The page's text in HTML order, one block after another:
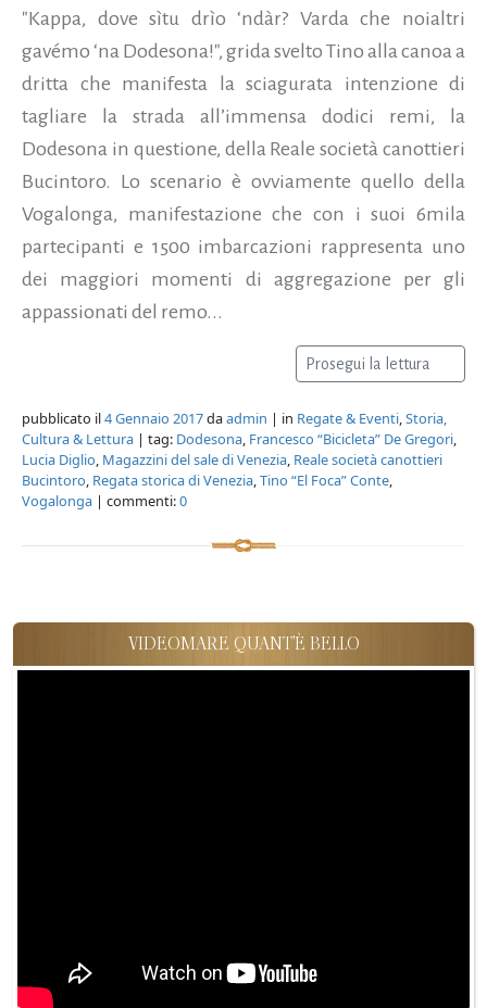
"Kappa, dove sìtu drìo ‘ndàr? Varda che noialtri
gavémo ‘na Dodesona!", grida svelto Tino alla canoa a
dritta che manifesta la sciagurata intenzione di
tagliare la strada all’immensa dodici remi, la
Dodesona in questione, della Reale società canottieri
Bucintoro. Lo scenario è ovviamente quello della
Vogalonga, manifestazione che con i suoi 6mila
partecipanti e 1500 imbarcazioni rappresenta uno
dei maggiori momenti di aggregazione per gli
appassionati del remo...
Prosegui la lettura
pubblicato il4 Gennaio 2017daadmin | in Regate & Eventi,Storia,
Cultura & Lettura | tag: Dodesona, Francesco “Bicicleta” De Gregori,
Lucia Diglio, Magazzini del sale di Venezia, Reale società canottieri
Bucintoro, Regata storica di Venezia,Tino “El Foca” Conte,
Vogalonga | commenti:0
VIDEOMARE QUANT'È BELLO